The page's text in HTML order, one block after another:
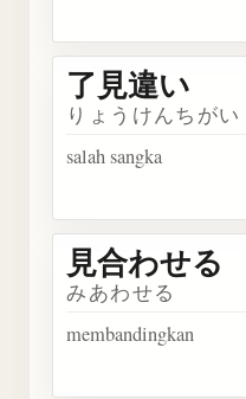
了見違い
りょうけんちがい
salah sangka
見合わせる
みあわせる
membandingkan